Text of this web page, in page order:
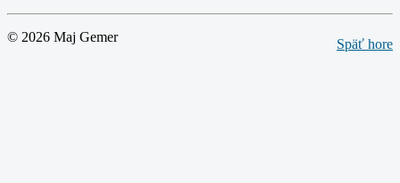
Späť hore
© 2026 Maj Gemer